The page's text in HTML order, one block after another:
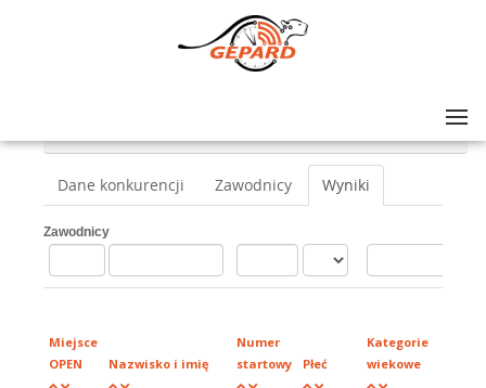
Dane konkurencji Zawodnicy Wyniki
Zawodnicy
Miejsce
OPEN
Nazwisko i imię
Numer
startowy
Płeć
Kategorie
wiekowe